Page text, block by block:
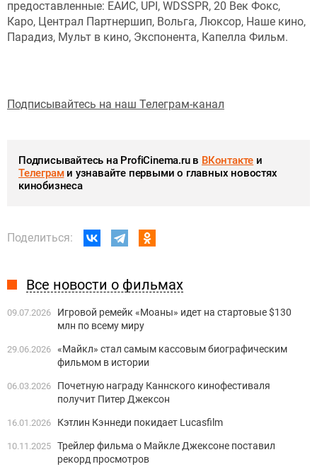
предоставленные: ЕАИС, UPI, WDSSPR, 20 Век Фокс,
Каро, Централ Партнершип, Вольга, Люксор, Наше кино,
Парадиз, Мульт в кино, Экспонента, Капелла Фильм.
Подписывайтесь на наш Телеграм-канал
Подписывайтесь на ProfiCinema.ru в ВКонтакте и
Телеграми узнавайте первыми о главных новостях
кинобизнеса
Поделиться:
Все новости о фильмах
09.07.2026
Игровой ремейк «Моаны» идет на стартовые $130
млн по всему миру
29.06.2026 «Майкл» стал самым кассовым биографическим
фильмом в истории
06.03.2026
Почетную награду Каннского кинофестиваля
получит Питер Джексон
16.01.2026 Кэтлин Кэннеди покидает Lucasfilm
10.11.2025 Трейлер фильма о Майкле Джексоне поставил
рекорд просмотров